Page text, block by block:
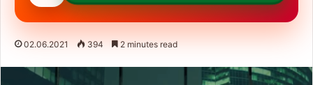
02.06.2021 394 2 minutes read